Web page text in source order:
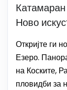
Ново
Откријте ги
Езеро.
на Коските,
пловидби за